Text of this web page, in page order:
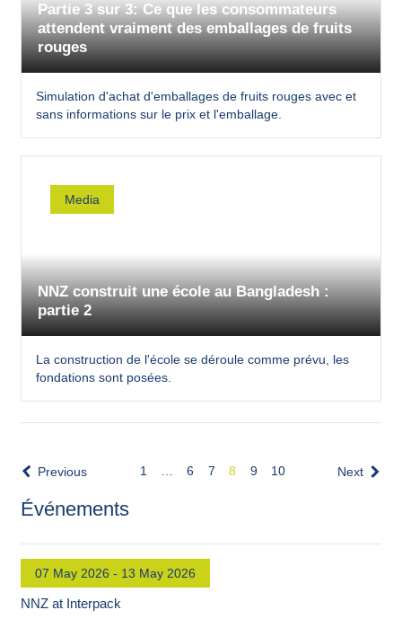
Partie 3 sur 3: Ce que les consommateurs
attendent vraiment des emballages de fruits
rouges
Simulation d'achat d'emballages de fruits rouges avec et
sans informations sur le prix et l'emballage.
Media
NNZ construit une école au Bangladesh :
partie 2
La construction de l'école se déroule comme prévu, les
fondations sont posées.
Previous 1 … 6 7 8 9 10 Next
Événements
07 May 2026 - 13 May 2026
NNZ at Interpack